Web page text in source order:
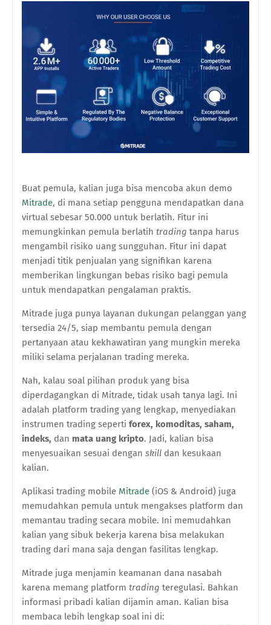
Buat pemula, kalian juga bisa mencoba akun demo
Mitrade, di mana setiap pengguna mendapatkan dana
virtual sebesar 50.000 untuk berlatih. Fitur ini
memungkinkan pemula berlatih trading tanpa harus
mengambil risiko uang sungguhan. Fitur ini dapat
menjadi titik penjualan yang signifikan karena
memberikan lingkungan bebas risiko bagi pemula
untuk mendapatkan pengalaman praktis.
Mitrade juga punya layanan dukungan pelanggan yang
tersedia 24/5, siap membantu pemula dengan
pertanyaan atau kekhawatiran yang mungkin mereka
miliki selama perjalanan trading mereka.
Nah, kalau soal pilihan produk yang bisa
diperdagangkan di Mitrade, tidak usah tanya lagi. Ini
adalah platform trading yang lengkap, menyediakan
instrumen trading seperti forex, komoditas, saham,
indeks, dan mata uang kripto. Jadi, kalian bisa
menyesuaikan sesuai dengan skill dan kesukaan
kalian.
Aplikasi trading mobile Mitrade (iOS & Android) juga
memudahkan pemula untuk mengakses platform dan
memantau trading secara mobile. Ini memudahkan
kalian yang sibuk bekerja karena bisa melakukan
trading dari mana saja dengan fasilitas lengkap.
Mitrade juga menjamin keamanan dana nasabah
karena memang platform trading teregulasi. Bahkan
informasi pribadi kalian dijamin aman. Kalian bisa
membaca lebih lengkap soal ini di: